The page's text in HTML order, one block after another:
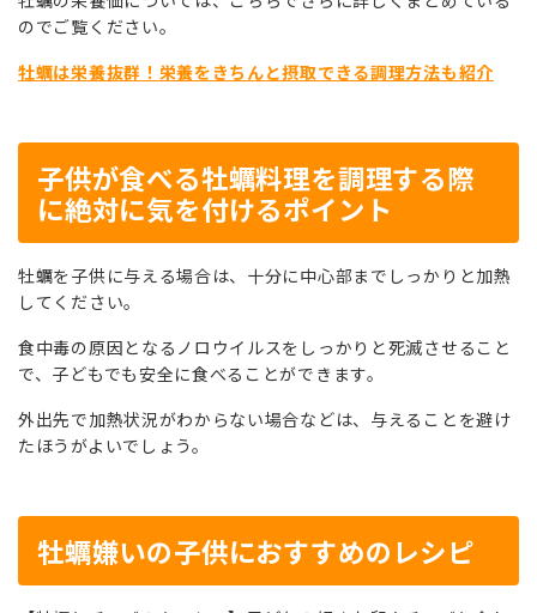
のでご覧ください。
牡蠣は栄養抜群！栄養をきちんと摂取できる調理方法も紹介
子供が食べる牡蠣料理を調理する際
に絶対に気を付けるポイント
牡蠣を子供に与える場合は、十分に中心部までしっかりと加熱
してください。
食中毒の原因となるノロウイルスをしっかりと死滅させること
で、子どもでも安全に食べることができます。
外出先で加熱状況がわからない場合などは、与えることを避け
たほうがよいでしょう。
牡蠣嫌いの子供におすすめのレシピ